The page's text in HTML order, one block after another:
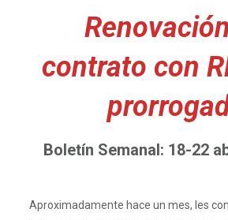
contrato con
Boletín Semanal: 18-22
Aproximadamente hace un mes, les